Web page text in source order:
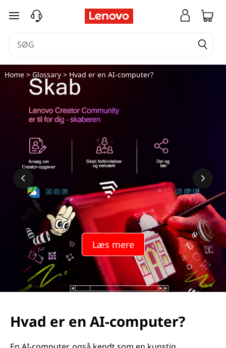
spring til hovedindhold
Læs mere
Home> Glossary> Hvad er en AI-computer?
Hvad er en AI-computer?